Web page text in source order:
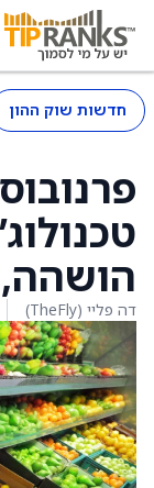
חדשות שוק ההון
דה פליי (TheFly)